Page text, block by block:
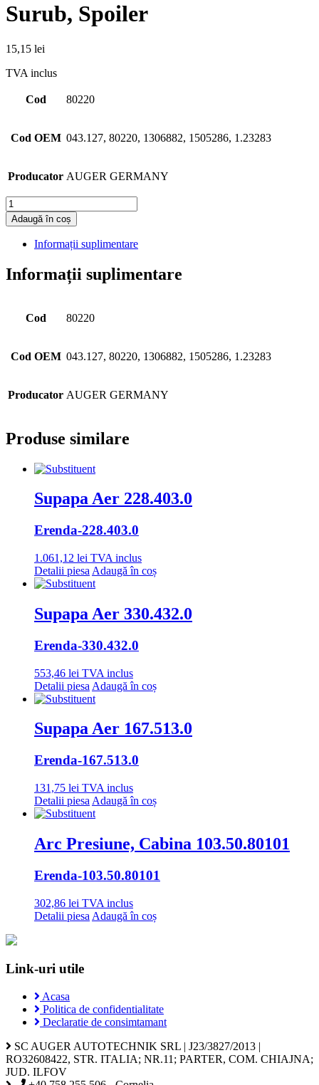
Surub, Spoiler
15,15 lei
TVA inclus
Cod 80220
Cod OEM 043.127, 80220, 1306882, 1505286, 1.23283
Producator AUGER GERMANY
Cantitate
Adaugă în coș
Informații suplimentare
Informații suplimentare
Cod 80220
Cod OEM 043.127, 80220, 1306882, 1505286, 1.23283
Producator AUGER GERMANY
Produse similare
Supapa Aer 228.403.0
Erenda-228.403.0
1.061,12 lei TVA inclus
Detalii piesa Adaugă în coș
Supapa Aer 330.432.0
Erenda-330.432.0
553,46 lei TVA inclus
Detalii piesa Adaugă în coș
Supapa Aer 167.513.0
Erenda-167.513.0
131,75 lei TVA inclus
Detalii piesa Adaugă în coș
Arc Presiune, Cabina 103.50.80101
Erenda-103.50.80101
302,86 lei TVA inclus
Detalii piesa Adaugă în coș
Link-uri utile
Acasa
Politica de confidentialitate
Declaratie de consimtamant
SC AUGER AUTOTECHNIK SRL | J23/3827/2013 |
RO32608422, STR. ITALIA; NR.11; PARTER, COM. CHIAJNA;
JUD. ILFOV